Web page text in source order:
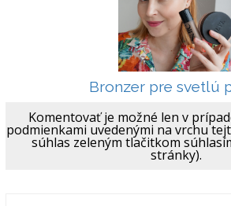
Bronzer pre svetlú
Komentovať je možné len v
podmienkami uvedenými na vrchu
súhlas zeleným tlačitkom
stránky).